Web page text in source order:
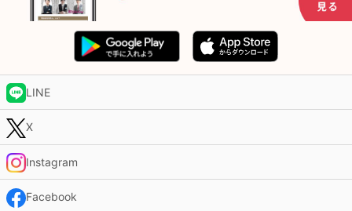
LINE
X
Instagram
Facebook